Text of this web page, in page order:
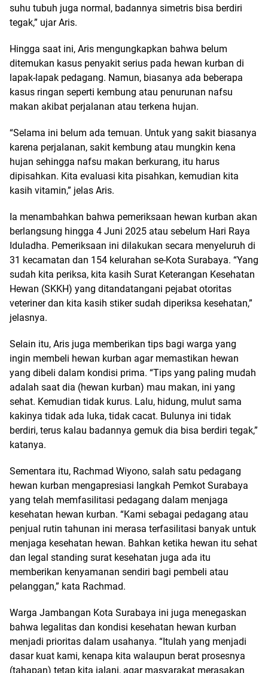
suhu tubuh juga normal, badannya simetris bisa berdiri
tegak,” ujar Aris.
Hingga saat ini, Aris mengungkapkan bahwa belum
ditemukan kasus penyakit serius pada hewan kurban di
lapak-lapak pedagang. Namun, biasanya ada beberapa
kasus ringan seperti kembung atau penurunan nafsu
makan akibat perjalanan atau terkena hujan.
“Selama ini belum ada temuan. Untuk yang sakit biasanya
karena perjalanan, sakit kembung atau mungkin kena
hujan sehingga nafsu makan berkurang, itu harus
dipisahkan. Kita evaluasi kita pisahkan, kemudian kita
kasih vitamin,” jelas Aris.
Ia menambahkan bahwa pemeriksaan hewan kurban akan
berlangsung hingga 4 Juni 2025 atau sebelum Hari Raya
Iduladha. Pemeriksaan ini dilakukan secara menyeluruh di
31 kecamatan dan 154 kelurahan se-Kota Surabaya. “Yang
sudah kita periksa, kita kasih Surat Keterangan Kesehatan
Hewan (SKKH) yang ditandatangani pejabat otoritas
veteriner dan kita kasih stiker sudah diperiksa kesehatan,”
jelasnya.
Selain itu, Aris juga memberikan tips bagi warga yang
ingin membeli hewan kurban agar memastikan hewan
yang dibeli dalam kondisi prima. “Tips yang paling mudah
adalah saat dia (hewan kurban) mau makan, ini yang
sehat. Kemudian tidak kurus. Lalu, hidung, mulut sama
kakinya tidak ada luka, tidak cacat. Bulunya ini tidak
berdiri, terus kalau badannya gemuk dia bisa berdiri tegak,”
katanya.
Sementara itu, Rachmad Wiyono, salah satu pedagang
hewan kurban mengapresiasi langkah Pemkot Surabaya
yang telah memfasilitasi pedagang dalam menjaga
kesehatan hewan kurban. “Kami sebagai pedagang atau
penjual rutin tahunan ini merasa terfasilitasi banyak untuk
menjaga kesehatan hewan. Bahkan ketika hewan itu sehat
dan legal standing surat kesehatan juga ada itu
memberikan kenyamanan sendiri bagi pembeli atau
pelanggan,” kata Rachmad.
Warga Jambangan Kota Surabaya ini juga menegaskan
bahwa legalitas dan kondisi kesehatan hewan kurban
menjadi prioritas dalam usahanya. “Itulah yang menjadi
dasar kuat kami, kenapa kita walaupun berat prosesnya
(tahapan) tetap kita jalani, agar masyarakat merasakan